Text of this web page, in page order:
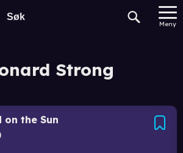
Meny
Strong
on the Sun